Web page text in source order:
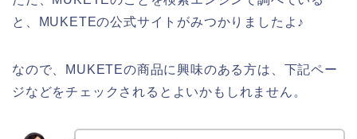
と、MUKETEの公式サイトがみつかりましたよ♪
なので、MUKETEの商品に興味のある方は、下記ペー
ジなどをチェックされるとよいかもしれません。